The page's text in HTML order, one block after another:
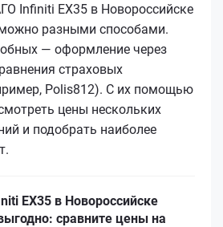
Infiniti EX35 в Новороссийске
разными способами.
— оформление через
страховых
Polis812). С их помощью
цены нескольких
и подобрать наиболее
EX35 в Новороссийске
сравните цены на